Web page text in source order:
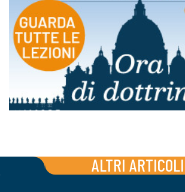
ALTRI ARTICOLI